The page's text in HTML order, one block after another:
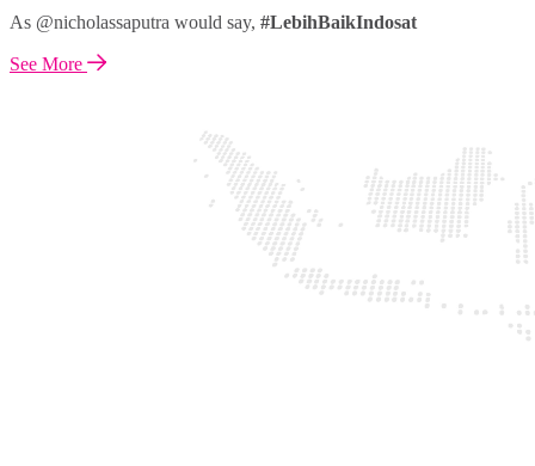
As @nicholassaputra would say, #LebihBaikIndosat
See More